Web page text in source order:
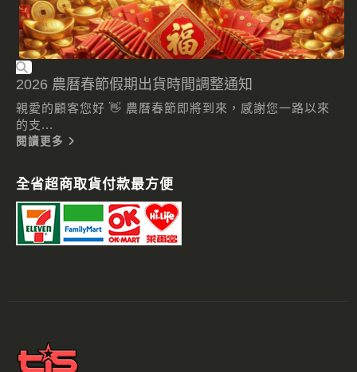
2026 農曆春節假期出貨時間調整通知
親愛的顧客您好 👋 農曆春節即將到來，感謝您一路以來
的支...
閱讀更多
全省超商取貨付款最方便